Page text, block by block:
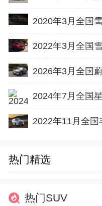
2020年3月全国
2022年3月全国
2026年3月全国
2024年7月全国
2022年11月全
热门精选
热门SUV